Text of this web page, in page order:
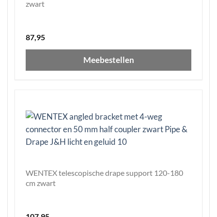
zwart
87,95
Meebestellen
WENTEX telescopische drape support 120-180
cm zwart